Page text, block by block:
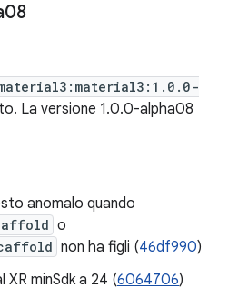
La versione 1.0.0-alpha08
anomalo quando
o
non ha figli (46df990)
XR minSdk a 24 (6064706)